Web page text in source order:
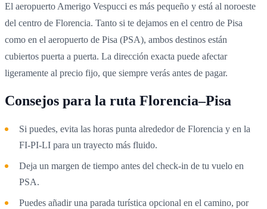
El aeropuerto Amerigo Vespucci es más pequeño y está al noroeste
del centro de Florencia. Tanto si te dejamos en el centro de Pisa
como en el aeropuerto de Pisa (PSA), ambos destinos están
cubiertos puerta a puerta. La dirección exacta puede afectar
ligeramente al precio fijo, que siempre verás antes de pagar.
Consejos para la ruta Florencia–Pisa
Si puedes, evita las horas punta alrededor de Florencia y en la
FI-PI-LI para un trayecto más fluido.
Deja un margen de tiempo antes del check-in de tu vuelo en
PSA.
Puedes añadir una parada turística opcional en el camino, por